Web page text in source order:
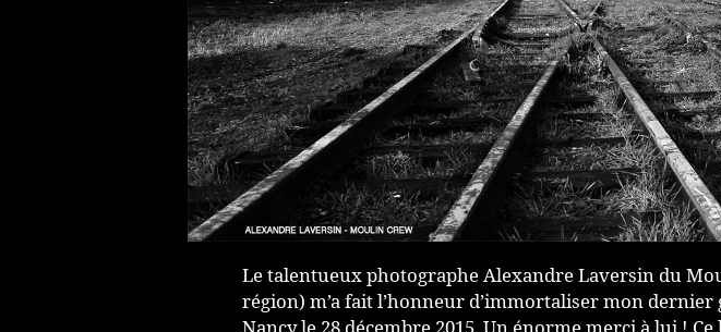
Le talentueux photographe Alexandre Laversin du
région) m’a fait l’honneur d’immortaliser mon